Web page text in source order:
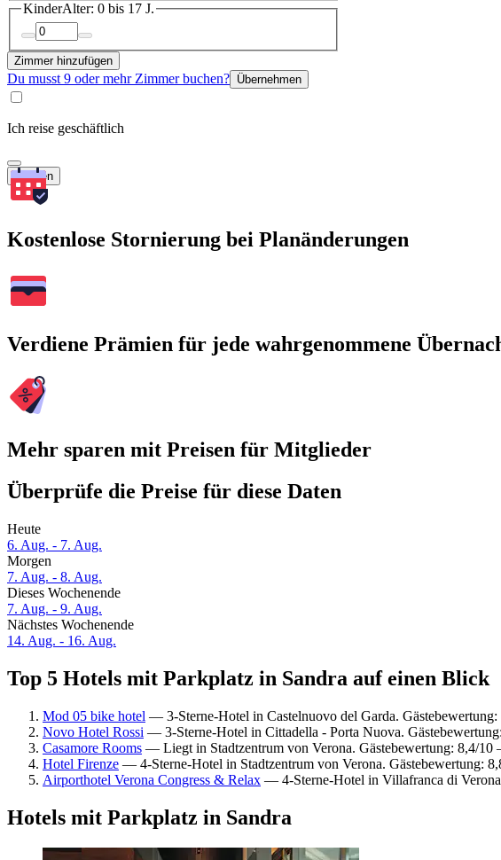
KinderAlter: 0 bis 17 J.
Zimmer hinzufügen
Du musst 9 oder mehr Zimmer buchen? Übernehmen
Ich reise geschäftlich
Suchen
Kostenlose Stornierung bei Planänderungen
Verdiene Prämien für jede wahrgenommene
Mehr sparen mit Preisen für Mitglieder
Überprüfe die Preise für diese Daten
Heute
6. Aug. - 7. Aug.
Morgen
7. Aug. - 8. Aug.
Dieses Wochenende
7. Aug. - 9. Aug.
Nächstes Wochenende
14. Aug. - 16. Aug.
Top 5 Hotels mit Parkplatz in Sandra auf einen Blick
Mod 05 bike hotel — 3-Sterne-Hotel in Castelnuovo del Garda.
Novo Hotel Rossi — 3-Sterne-Hotel in Cittadella - Porta Nuova.
Casamore Rooms — Liegt in Stadtzentrum von Verona. Gästebewertung: 8,4/10
Hotel Firenze — 4-Sterne-Hotel in Stadtzentrum von Verona. Gästebewertung:
Airporthotel Verona Congress & Relax — 4-Sterne-Hotel in Villafranca di
Hotels mit Parkplatz in Sandra